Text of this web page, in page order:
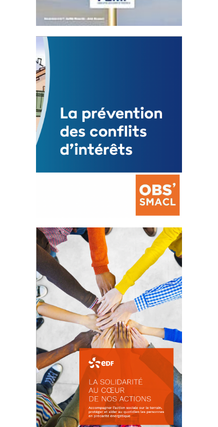
Statut de l’élu local
3 avril 2024
Mise à jour avril 2024
FEUILLETER
La prévention des conflits
d’intérêts
18 septembre 2023
FEUILLETER